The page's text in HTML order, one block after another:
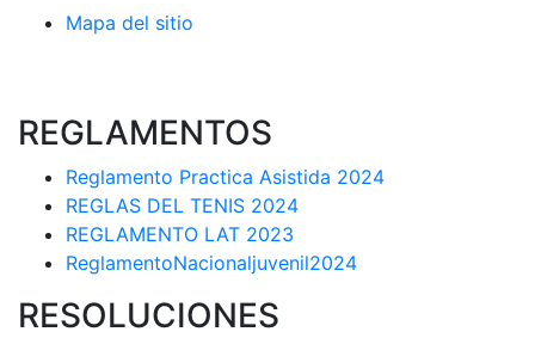
Mapa del sitio
REGLAMENTOS
Reglamento Practica Asistida 2024
REGLAS DEL TENIS 2024
REGLAMENTO LAT 2023
ReglamentoNacionaljuvenil2024
RESOLUCIONES